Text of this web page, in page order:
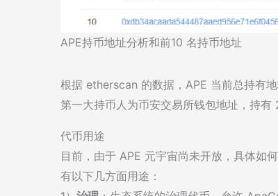
APE持币地址分析和前10 名持币地址
根据 etherscan 的数据，APE 当前总持有
第一大持币人为币安交易所钱包地址，持有
代币用途
目前，由于 APE 元宇宙尚未开放，具体如
有以下几方面用途：